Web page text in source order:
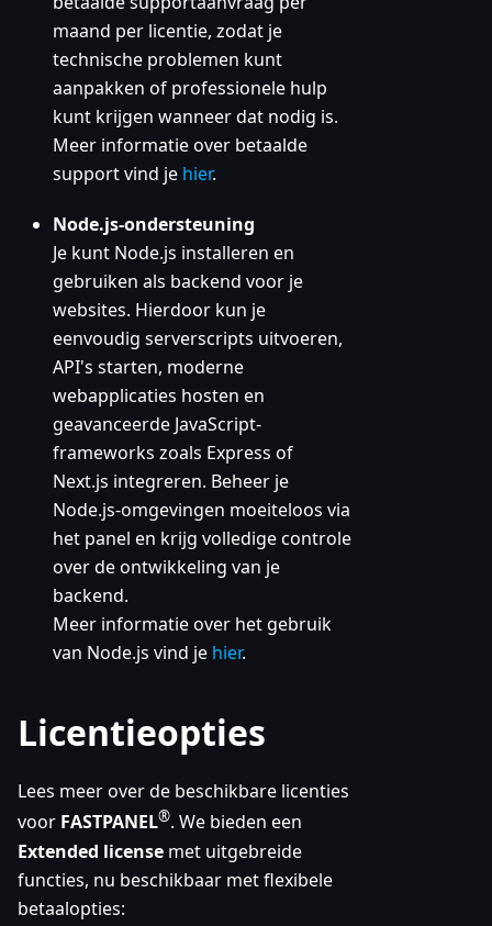
maand per licentie, zodat je
technische problemen kunt
aanpakken of professionele hulp
kunt krijgen wanneer dat nodig is.
Meer informatie over betaalde
support vind je hier.
Node.js-ondersteuning
Je kunt Node.js installeren en
gebruiken als backend voor je
websites. Hierdoor kun je
eenvoudig serverscripts uitvoeren,
API's starten, moderne
webapplicaties hosten en
geavanceerde JavaScript-
frameworks zoals Express of
Next.js integreren. Beheer je
Node.js-omgevingen moeiteloos via
het panel en krijg volledige controle
over de ontwikkeling van je
backend.
Meer informatie over het gebruik
van Node.js vind je hier.
Licentieopties
Lees meer over de beschikbare licenties
voor FASTPANEL®. We bieden een
Extended license met uitgebreide
functies, nu beschikbaar met flexibele
betaalopties: